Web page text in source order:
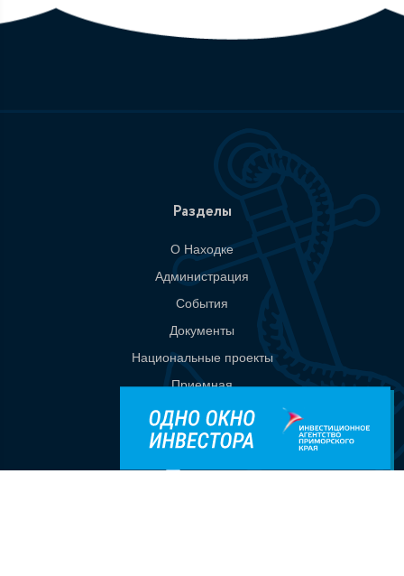
Разделы
О Находке
Администрация
События
Документы
Национальные проекты
Приемная
Контакты